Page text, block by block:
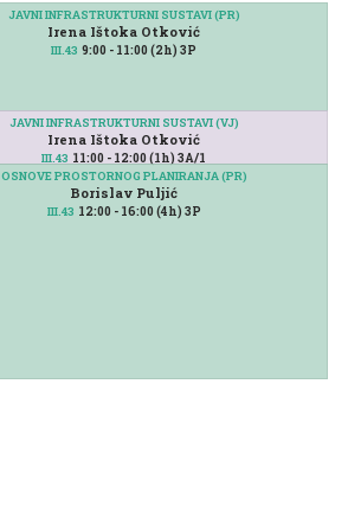
JAVNI INFRASTRUKTURNI SUSTAVI (PR)
Irena Ištoka Otković
III.43 9:00 - 11:00 (2h) 3P
JAVNI INFRASTRUKTURNI SUSTAVI (VJ)
Irena Ištoka Otković
III.43 11:00 - 12:00 (1h) 3A/1
OSNOVE PROSTORNOG PLANIRANJA (PR)
Borislav Puljić
III.43 12:00 - 16:00 (4h) 3P